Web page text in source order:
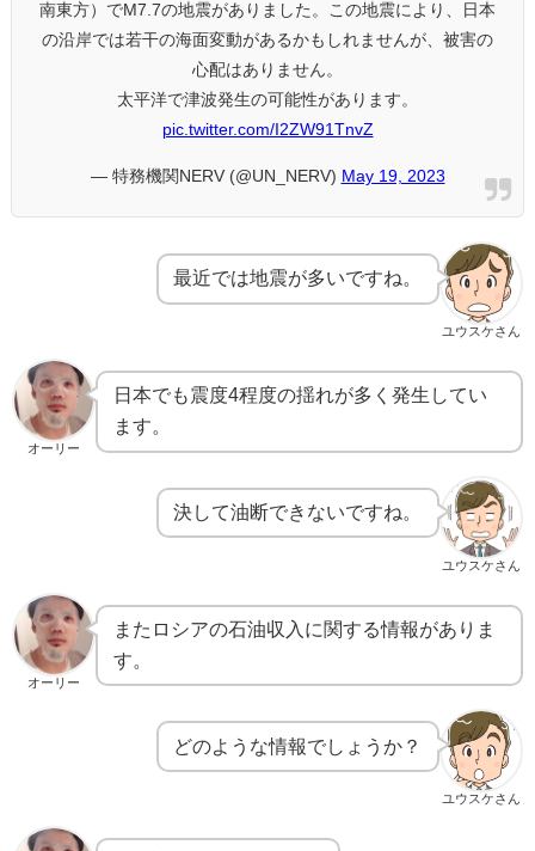
南東方）でM7.7の地震がありました。この地震により、日本
の沿岸では若干の海面変動があるかもしれませんが、被害の
心配はありません。
太平洋で津波発生の可能性があります。
pic.twitter.com/I2ZW91TnvZ
— 特務機関NERV (@UN_NERV) May 19, 2023
ユウスケさん
最近では地震が多いですね。
オーリー
日本でも震度4程度の揺れが多く発生してい
ます。
ユウスケさん
決して油断できないですね。
オーリー
またロシアの石油収入に関する情報がありま
す。
ユウスケさん
どのような情報でしょうか？